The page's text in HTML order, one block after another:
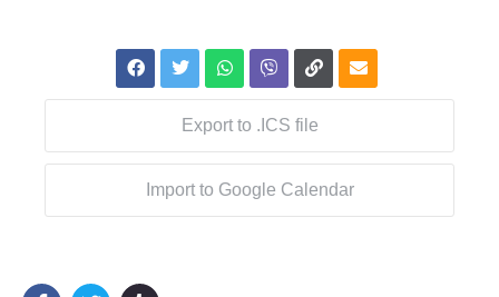
Export to .ICS file
Import to Google Calendar